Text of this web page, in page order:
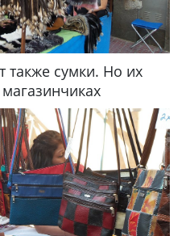
также сумки. Но их